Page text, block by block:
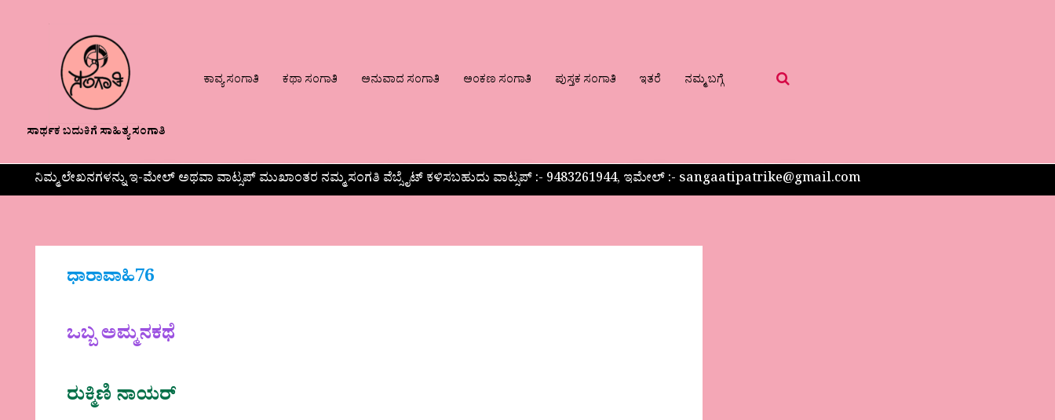
ಸಾರ್ಥಕ ಬದುಕಿಗೆ ಸಾಹಿತ್ಯ ಸಂಗಾತಿ
ಕಾವ್ಯ ಸಂಗಾತಿ ಕಥಾ ಸಂಗಾತಿ ಅನುವಾದ ಸಂಗಾತಿ ಅಂಕಣ ಸಂಗಾತಿ ಪುಸ್ತಕ ಸಂಗಾತಿ ಇತರೆ ನಮ್ಮ ಬಗ್ಗೆ
ನಿಮ್ಮ ಲೇಖನಗಳನ್ನು ಇ-ಮೇಲ್ ಅಥವಾ ವಾಟ್ಸಪ್ ಮುಖಾಂತರ ನಮ್ಮ ಸಂಗತಿ ವೆಬ್ಸೈಟ್ ಕಳಿಸಬಹುದು ವಾಟ್ಸಪ್‌ :- 9483261944, ಇಮೇಲ್ :- sangaatipatrike@gmail.com
ಧಾರಾವಾಹಿ76
ಒಬ್ಬ ಅಮ್ಮನಕಥೆ
ರುಕ್ಮಿಣಿ ನಾಯರ್